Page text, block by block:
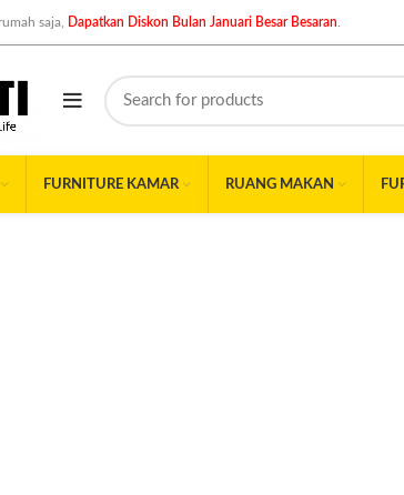
saja, Dapatkan Diskon Bulan Januari Besar Besaran
FURNITURE KAMAR RUANG MAKAN